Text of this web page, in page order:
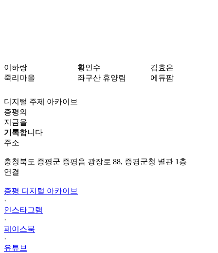
이하랑
죽리마을
황인수
좌구산 휴양림
김효은
에듀팜
디지털 주제 아카이브
증평의
지금을
기록합니다
주소
충청북도 증평군 증평읍 광장로 88, 증평군청 별관 1층
연결
증평 디지털 아카이브
·
인스타그램
·
페이스북
·
유튜브